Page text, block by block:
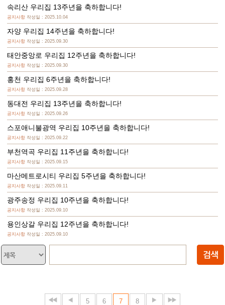
속리산 우리집 13주년을 축하합니다!
공지사항 작성일 : 2025.10.04
자양 우리집 14주년을 축하합니다!
공지사항 작성일 : 2025.09.30
태안중앙로 우리집 12주년을 축하합니다!
공지사항 작성일 : 2025.09.30
홍천 우리집 6주년을 축하합니다!
공지사항 작성일 : 2025.09.28
동대전 우리집 13주년을 축하합니다!
공지사항 작성일 : 2025.09.26
스포애니불광역 우리집 10주년을 축하합니다!
공지사항 작성일 : 2025.09.22
부천역곡 우리집 11주년을 축하합니다!
공지사항 작성일 : 2025.09.15
마산메트로시티 우리집 5주년을 축하합니다!
공지사항 작성일 : 2025.09.11
광주송정 우리집 10주년을 축하합니다!
공지사항 작성일 : 2025.09.10
용인상갈 우리집 12주년을 축하합니다!
공지사항 작성일 : 2025.09.10
5 6 7 8